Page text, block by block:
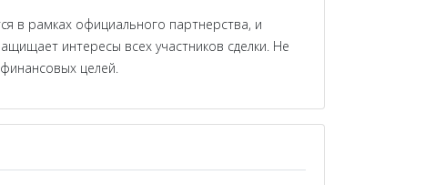
в рамках официального партнерства, и
интересы всех участников сделки. Не
целей.